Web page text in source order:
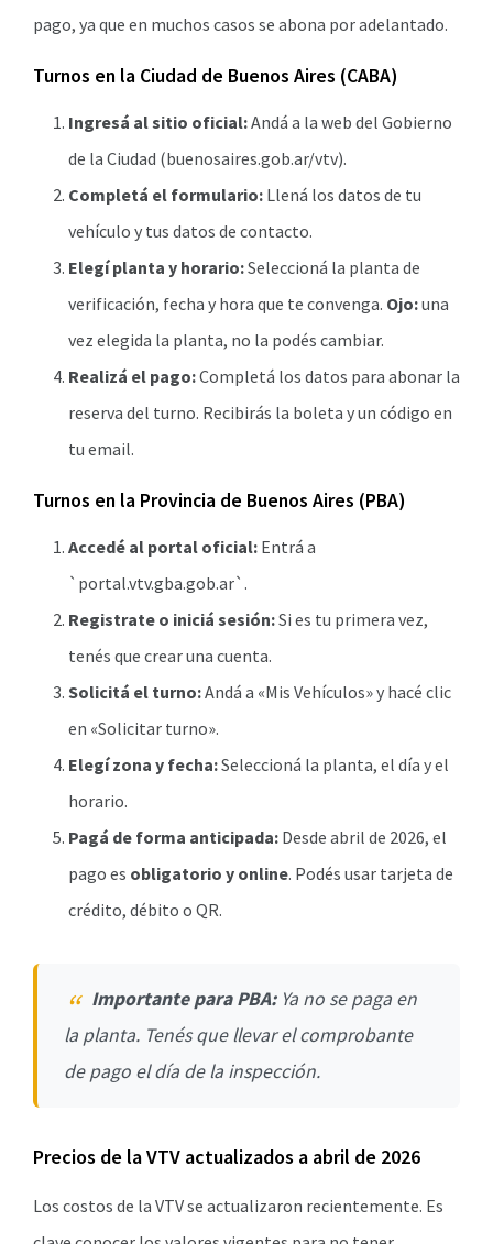
pago, ya que en muchos casos se abona por adelantado.
Turnos en la Ciudad de Buenos Aires (CABA)
Ingresá al sitio oficial:Andá a la web del Gobierno
de la Ciudad (buenosaires.gob.ar/vtv).
Completá el formulario: Llená los datos de tu
vehículo y tus datos de contacto.
Elegí planta y horario:Seleccioná la planta de
verificación, fecha y hora que te convenga. Ojo:una
vez elegida la planta, no la podés cambiar.
Realizá el pago:Completá los datos para abonar la
reserva del turno. Recibirás la boleta y un código en
tu email.
Turnos en la Provincia de Buenos Aires (PBA)
Accedé al portal oficial: Entrá a
`portal.vtv.gba.gob.ar`.
Registrate o iniciá sesión:Si es tu primera vez,
tenés que crear una cuenta.
Solicitá el turno:Andá a «Mis Vehículos» y hacé clic
en «Solicitar turno».
Elegí zona y fecha:Seleccioná la planta, el día y el
horario.
Pagá de forma anticipada: Desde abril de 2026, el
pago es obligatorio y online. Podés usar tarjeta de
crédito, débito o QR.
Importante para PBA:Ya no se paga en
la planta. Tenés que llevar el comprobante
de pago el día de la inspección.
Precios de la VTV actualizados a abril de 2026
Los costos de la VTV se actualizaron recientemente. Es